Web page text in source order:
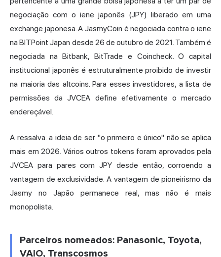
negociação com o iene japonês (JPY) liberado em uma
exchange japonesa. A JasmyCoin é negociada contra o iene
na BITPoint Japan desde 26 de outubro de 2021. Também é
negociada na Bitbank, BitTrade e Coincheck. O capital
institucional japonês é estruturalmente proibido de investir
na maioria das altcoins. Para esses investidores, a lista de
permissões da JVCEA define efetivamente o mercado
endereçável.
A ressalva: a ideia de ser "o primeiro e único" não se aplica
mais em 2026. Vários outros tokens foram aprovados pela
JVCEA para pares com JPY desde então, corroendo a
vantagem de exclusividade. A vantagem de pioneirismo da
Jasmy no Japão permanece real, mas não é mais
monopolista.
Parceiros nomeados: Panasonic, Toyota,
VAIO, Transcosmos